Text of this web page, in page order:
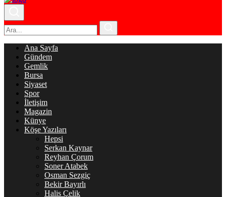
Ana Sayfa
Gündem
Gemlik
Bursa
Siyaset
Spor
İletişim
Magazin
Künye
Köşe Yazıları
Hepsi
Serkan Kaynar
Reyhan Çorum
Soner Atabek
Osman Sezgiç
Bekir Bayırlı
Halis Çelik